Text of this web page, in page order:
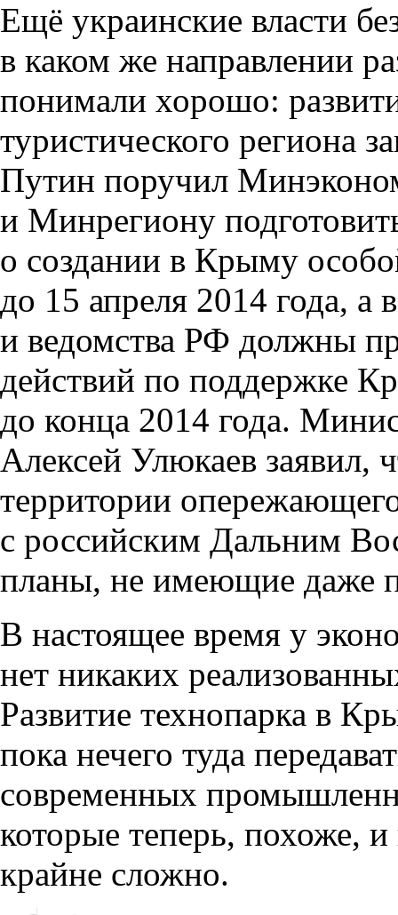
Ещё украинские власти
в каком же направлении
понимали хорошо:
туристического региона
Путин поручил
и Минрегиону
о создании в Крыму
до 15 апреля 2014 года, а
и ведомства РФ должны
действий по поддержке
до конца 2014 года.
Алексей Улюкаев заявил,
территории
с российским Дальним
планы, не имеющие даже
В настоящее время у
нет никаких
Развитие технопарка в
пока нечего туда
современных
которые теперь, похоже,
крайне сложно.